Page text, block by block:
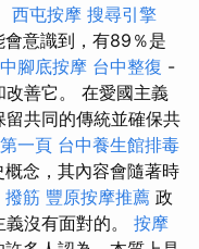
西屯按摩 搜尋引擎
會意識到，有89％是
腳底按摩 台中整復 -
善它。 在愛國主義
共同的傳統並確保共
一頁 台中養生館排毒
念，其內容會隨著時
撥筋 豐原按摩推薦 政
沒有面對的。 按摩